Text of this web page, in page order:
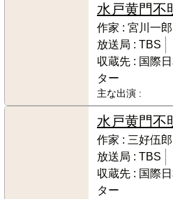
水戸黄門不
作家 : 宮川一郎
放送局 : TBS
収蔵先 : 国際
ター
主な出演 :
水戸黄門不
作家 : 三好伍郎
放送局 : TBS
収蔵先 : 国際
ター